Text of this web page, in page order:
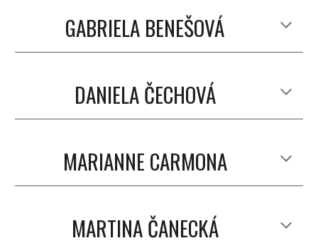
GABRIELA BENEŠOVÁ
DANIELA ČECHOVÁ
MARIANNE CARMONA
MARTINA ČANECKÁ